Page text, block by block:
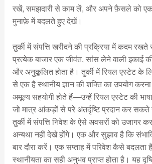
रखें, समझदारी से काम लें, और अपने फ़ैसले को एक
मुनाफ़े में बदलते हुए देखें।
तुर्की में संपत्ति खरीदने की प्रक्रिया में कदम
प्रत्येक बाजार एक जीवंत, सांस लेने वाली इकाई
और अनुकूलित होता है। तुर्की में रियल एस्टेट के
से एक है स्थानीय ज्ञान की शक्ति का उपयोग
अमूल्य सहयोगी होते हैं—उन्हें रियल एस्टेट की
जो मात्र आंकड़ों से परे अंतर्दृष्टि प्रदान कर
तुर्की में संपत्ति निवेश के ऐसे अवसरों को उजागर
अन्यथा नहीं देखे होंगे। एक और सुझाव है कि
बार दौरा करें। एक सप्ताह में परिवेश कैसे
स्थानीयता का सही अनुभव प्राप्त होता है। यह